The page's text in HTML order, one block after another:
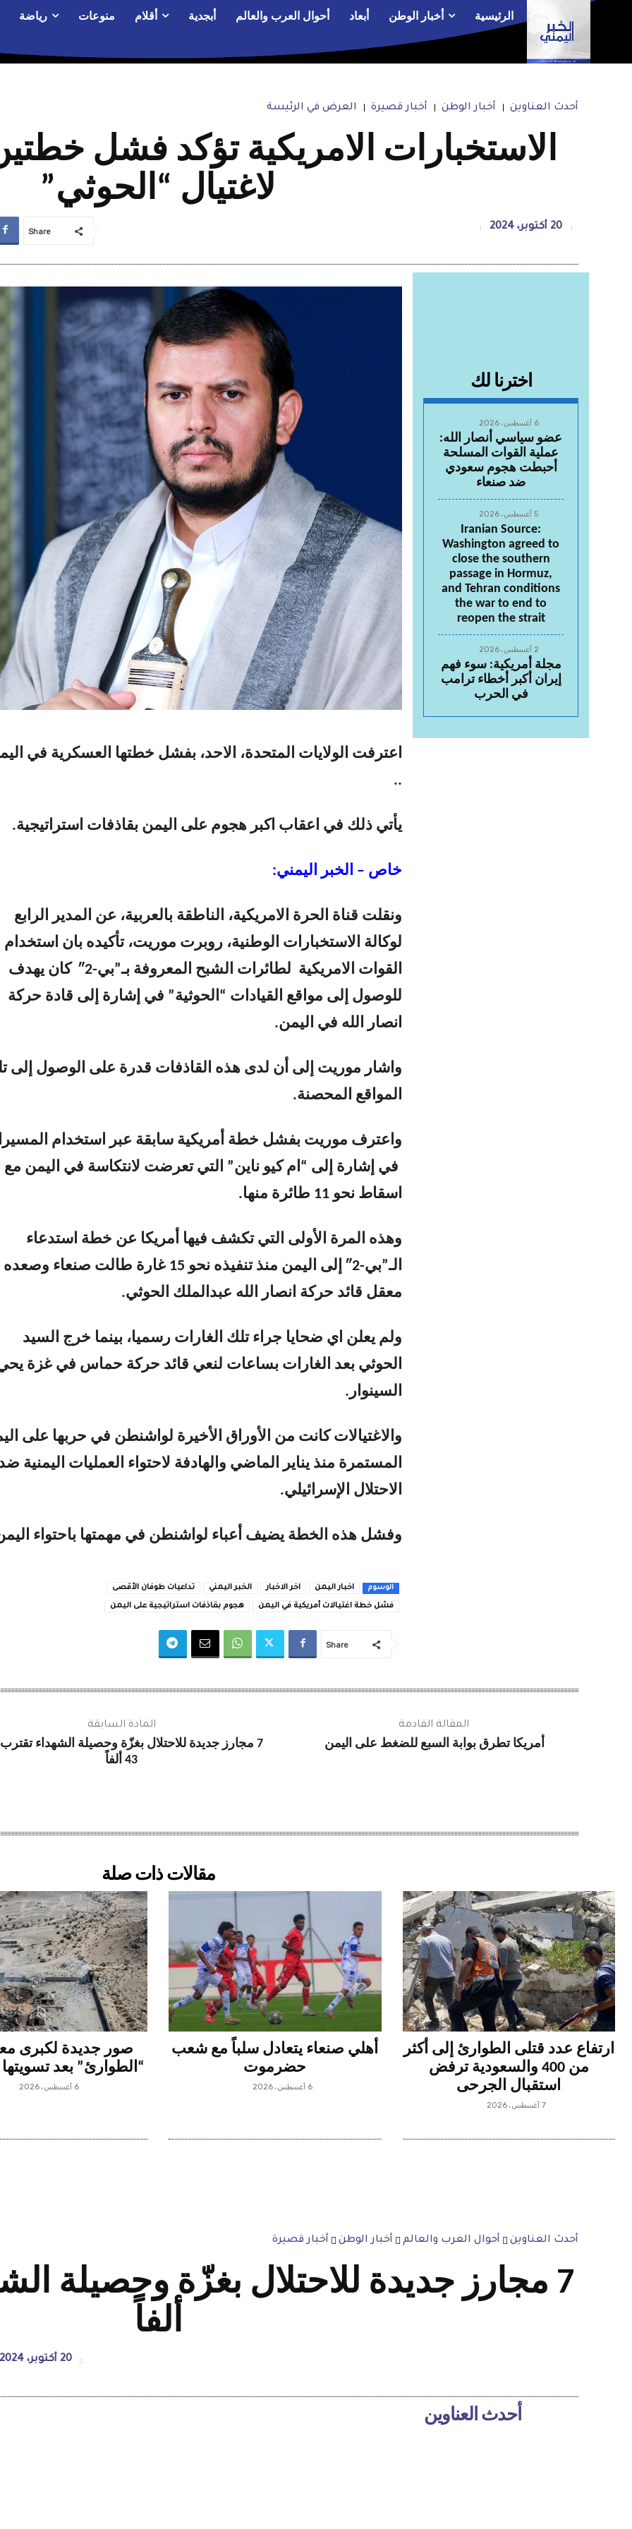
الرئيسية أخبار الوطن أبعاد أحوال العرب والعالم أبجدية أقلام منوعات رياضة
أحدث العناوين أخبار الوطن أخبار قصيرة العرض في الرئيسة
الاستخبارات الامريكية تؤكد فشل
لاغتيال “الحوثي”
20 أكتوبر، 2024 Share
اخترنا لك
6 أغسطس، 2026
عضو سياسي أنصار الله:
عملية القوات المسلحة
أحبطت هجوم سعودي
ضد صنعاء
5 أغسطس، 2026
Iranian Source:
Washington agreed to
close the southern
passage in Hormuz,
and Tehran conditions
the war to end to
reopen the strait
2 أغسطس، 2026
مجلة أمريكية: سوء فهم
إيران أكبر أخطاء ترامب
في الحرب
اعترفت الولايات المتحدة، الاحد، بفشل خطتها العسكرية في
..
يأتي ذلك في اعقاب اكبر هجوم على اليمن بقاذفات استراتيجية.
خاص – الخبر اليمني:
ونقلت قناة الحرة الامريكية، الناطقة بالعربية، عن المدير الرابع
لوكالة الاستخبارات الوطنية، روبرت موريت، تأكيده بان استخدام
القوات الامريكية لطائرات الشبح المعروفة بـ”بي-2″ كان يهدف
للوصول إلى مواقع القيادات “الحوثية” في إشارة إلى قادة حركة
انصار الله في اليمن.
واشار موريت إلى أن لدى هذه القاذفات قدرة على الوصول إلى
المواقع المحصنة.
واعترف موريت بفشل خطة أمريكية سابقة عبر استخدام
في إشارة إلى “ام كيو ناين” التي تعرضت لانتكاسة في اليمن مع
اسقاط نحو 11 طائرة منها.
وهذه المرة الأولى التي تكشف فيها أمريكا عن خطة استدعاء
الـ”بي-2″ إلى اليمن منذ تنفيذه نحو 15 غارة طالت صنعاء وصعده
معقل قائد حركة انصار الله عبدالملك الحوثي.
ولم يعلن اي ضحايا جراء تلك الغارات رسميا، بينما خرج السيد
الحوثي بعد الغارات بساعات لنعي قائد حركة حماس في غزة
السينوار.
والاغتيالات كانت من الأوراق الأخيرة لواشنطن في حربها على
المستمرة منذ يناير الماضي والهادفة لاحتواء العمليات اليمنية
الاحتلال الإسرائيلي.
وفشل هذه الخطة يضيف أعباء لواشنطن في مهمتها باحتواء
الوسوم اخبار اليمن اخر الاخبار الخبر اليمني تداعيات طوفان الأقصى
فشل خطة اغتيالات أمريكية في اليمن هجوم بقاذفات استراتيجية على اليمن
Share
المادة السابقة
7 مجارز جديدة للاحتلال بغزّة وحصيلة الشهداء
43 ألفاً
المقالة القادمة
أمريكا تطرق بوابة السبع للضغط على اليمن
مقالات ذات صلة
ارتفاع عدد قتلى الطوارئ إلى أكثر
من 400 والسعودية ترفض
استقبال الجرحى
7 أغسطس، 2026
أهلي صنعاء يتعادل سلباً مع شعب
حضرموت
6 أغسطس، 2026
صور جديدة لكبرى
“الطوارئ” بعد
6 أغسطس، 2026